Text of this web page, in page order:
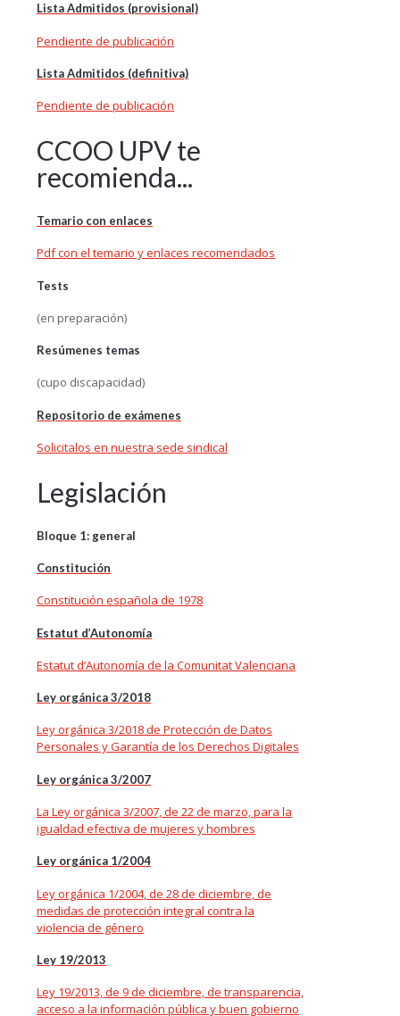
Lista Admitidos (provisional)
Pendiente de publicación
Lista Admitidos (definitiva)
Pendiente de publicación
CCOO UPV te
recomienda...
Temario con enlaces
Pdf con el temario y enlaces recomendados
Tests
(en preparación)
Resúmenes temas
(cupo discapacidad)
Repositorio de exámenes
Solicitalos en nuestra sede sindical
Legislación
Bloque 1: general
Constitución
Constitución española de 1978
Estatut d’Autonomía
Estatut d’Autonomía de la Comunitat Valenciana
Ley orgánica 3/2018
Ley orgánica 3/2018 de Protección de Datos
Personales y Garantía de los Derechos Digitales
Ley orgánica 3/2007
La Ley orgánica 3/2007, de 22 de marzo, para la
igualdad efectiva de mujeres y hombres
Ley orgánica 1/2004
Ley orgánica 1/2004, de 28 de diciembre, de
medidas de protección integral contra la
violencia de género
Ley 19/2013
Ley 19/2013, de 9 de diciembre, de transparencia,
acceso a la información pública y buen gobierno